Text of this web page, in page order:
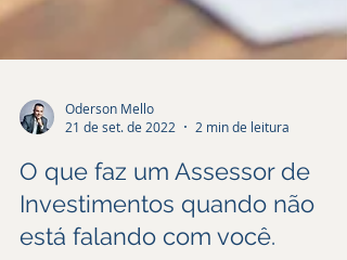
Oderson Mello